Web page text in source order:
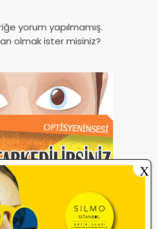
yorum yapılmamış.
olmak ister misiniz?
X